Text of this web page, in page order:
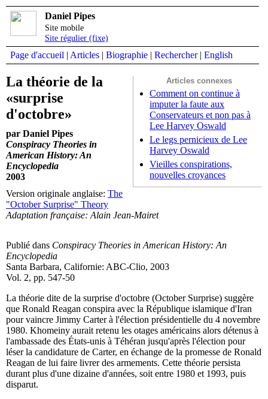
Daniel Pipes
Site mobile
Site régulier (fixe)
Page d'accueil | Articles | Biographie | Rechercher| English
Articles connexes
Comment on continue à
imputer la faute aux
Conservateurs et non pas à
Lee Harvey Oswald
Le legs pernicieux de Lee
Harvey Oswald
Vieilles conspirations,
nouvelles croyances
La théorie de la
«surprise
d'octobre»
par Daniel Pipes
Conspiracy Theories in
American History: An
Encyclopedia
2003
Version originale anglaise: The
"October Surprise" Theory
Adaptation française: Alain Jean-Mairet
Publié dans Conspiracy Theories in American History: An
Encyclopedia
Santa Barbara, Californie: ABC-Clio, 2003
Vol. 2, pp. 547-50
La théorie dite de la surprise d'octobre (October Surprise) suggère
que Ronald Reagan conspira avec la République islamique d'Iran
pour vaincre Jimmy Carter à l'élection présidentielle du 4 novembre
1980. Khomeiny aurait retenu les otages américains alors détenus à
l'ambassade des États-unis à Téhéran jusqu'après l'élection pour
léser la candidature de Carter, en échange de la promesse de Ronald
Reagan de lui faire livrer des armements. Cette théorie persista
durant plus d'une dizaine d'années, soit entre 1980 et 1993, puis
disparut.